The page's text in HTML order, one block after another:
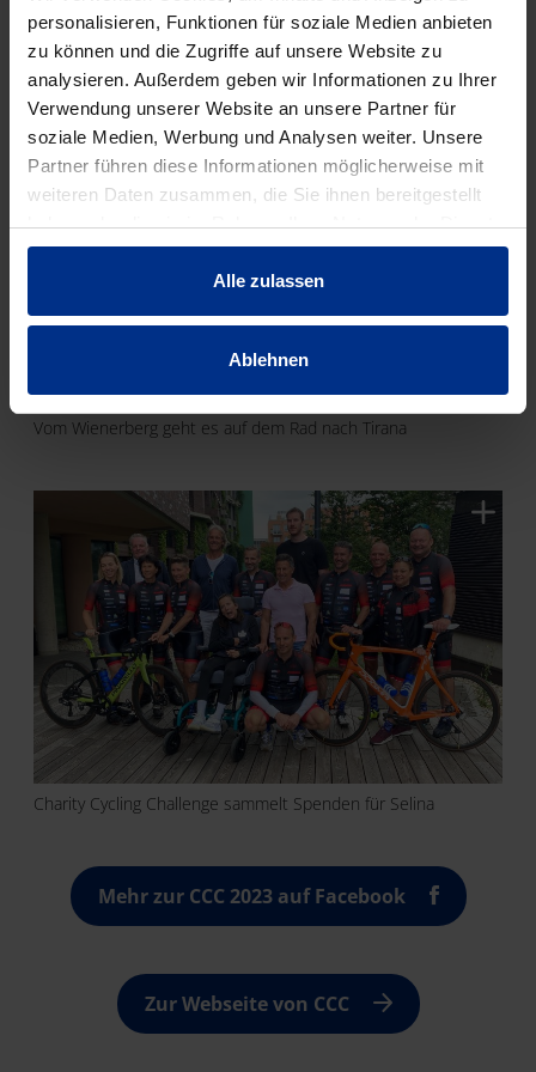
personalisieren, Funktionen für soziale Medien anbieten
zu können und die Zugriffe auf unsere Website zu
analysieren. Außerdem geben wir Informationen zu Ihrer
Verwendung unserer Website an unsere Partner für
soziale Medien, Werbung und Analysen weiter. Unsere
Partner führen diese Informationen möglicherweise mit
weiteren Daten zusammen, die Sie ihnen bereitgestellt
haben oder die sie im Rahmen Ihrer Nutzung der Dienste
gesammelt haben.
Alle zulassen
Ablehnen
Charity Cycling Challenge, sowie auf Facebook, wo jede
Etappe der Challenge "live" mitverfolgt werden kann:
Vom Wienerberg geht es auf dem Rad nach Tirana
Charity Cycling Challenge sammelt Spenden für Selina
Mehr zur CCC 2023 auf Facebook
Zur Webseite von CCC